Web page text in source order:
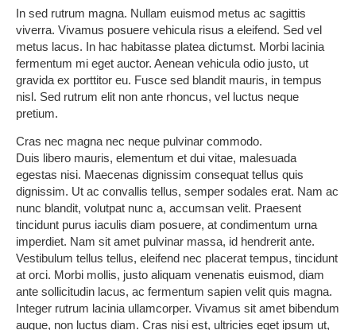
In sed rutrum magna. Nullam euismod metus ac sagittis
viverra. Vivamus posuere vehicula risus a eleifend. Sed vel
metus lacus. In hac habitasse platea dictumst. Morbi lacinia
fermentum mi eget auctor. Aenean vehicula odio justo, ut
gravida ex porttitor eu. Fusce sed blandit mauris, in tempus
nisl. Sed rutrum elit non ante rhoncus, vel luctus neque
pretium.
Cras nec magna nec neque pulvinar commodo.
Duis libero mauris, elementum et dui vitae, malesuada
egestas nisi. Maecenas dignissim consequat tellus quis
dignissim. Ut ac convallis tellus, semper sodales erat. Nam ac
nunc blandit, volutpat nunc a, accumsan velit. Praesent
tincidunt purus iaculis diam posuere, at condimentum urna
imperdiet. Nam sit amet pulvinar massa, id hendrerit ante.
Vestibulum tellus tellus, eleifend nec placerat tempus, tincidunt
at orci. Morbi mollis, justo aliquam venenatis euismod, diam
ante sollicitudin lacus, ac fermentum sapien velit quis magna.
Integer rutrum lacinia ullamcorper. Vivamus sit amet bibendum
augue, non luctus diam. Cras nisi est, ultricies eget ipsum ut,